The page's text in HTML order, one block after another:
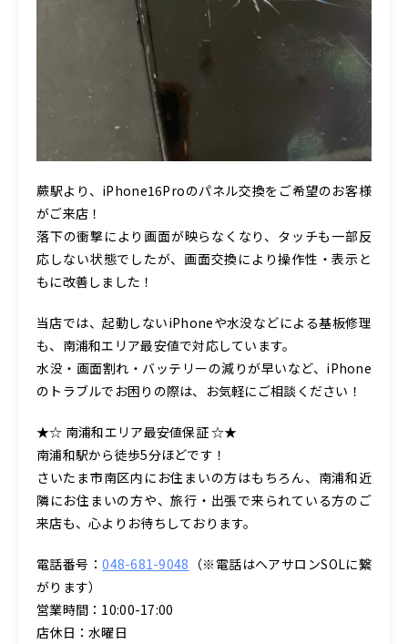
蕨駅より、iPhone16Proのパネル交換をご希望のお客様
がご来店！
落下の衝撃により画面が映らなくなり、タッチも一部反
応しない状態でしたが、画面交換により操作性・表示と
もに改善しました！
当店では、起動しないiPhoneや水没などによる基板修理
も、南浦和エリア最安値で対応しています。
水没・画面割れ・バッテリーの減りが早いなど、iPhone
のトラブルでお困りの際は、お気軽にご相談ください！
★☆ 南浦和エリア最安値保証 ☆★
南浦和駅から徒歩5分ほどです！
さいたま市南区内にお住まいの方はもちろん、南浦和近
隣にお住まいの方や、旅行・出張で来られている方のご
来店も、心よりお待ちしております。
電話番号：048-681-9048 （※電話はヘアサロンSOLに繋
がります）
営業時間：10:00-17:00
店休日：水曜日